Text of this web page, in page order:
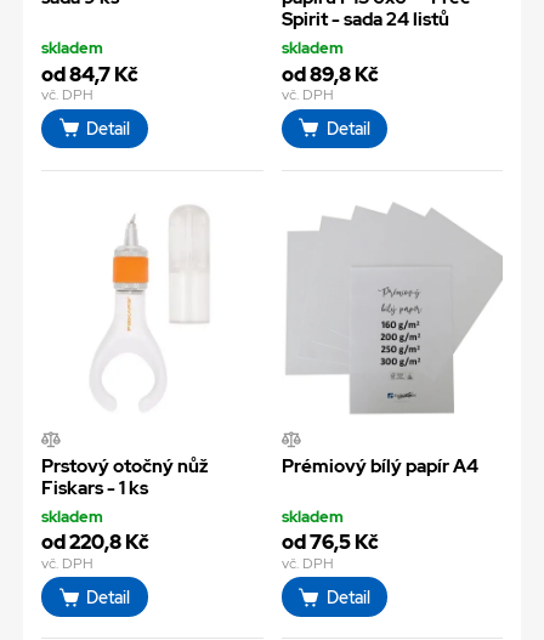
skladem
od 84,7 Kč
vč. DPH
Detail
Spirit - sada 24 listů
skladem
od 89,8 Kč
vč. DPH
Detail
Prstový otočný nůž
Fiskars - 1 ks
skladem
od 220,8 Kč
vč. DPH
Detail
Prémiový bílý papír A4
skladem
od 76,5 Kč
vč. DPH
Detail